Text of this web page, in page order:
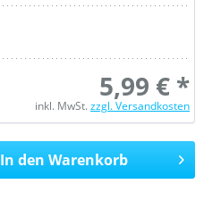
5,99 € *
inkl. MwSt.zzgl. Versandkosten
In den Warenkorb